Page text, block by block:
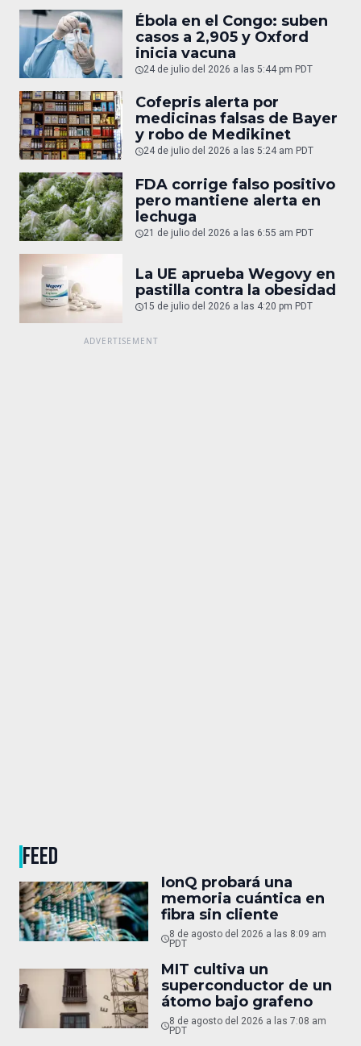
Ébola en el Congo: suben
casos a 2,905 y Oxford
inicia vacuna
24 de julio del 2026 a las 5:44 pm PDT
Cofepris alerta por
medicinas falsas de Bayer
y robo de Medikinet
24 de julio del 2026 a las 5:24 am PDT
FDA corrige falso positivo
pero mantiene alerta en
lechuga
21 de julio del 2026 a las 6:55 am PDT
La UE aprueba Wegovy en
pastilla contra la obesidad
15 de julio del 2026 a las 4:20 pm PDT
FEED
IonQ probará una
memoria cuántica en
fibra sin cliente
8 de agosto del 2026 a las 8:09 am
PDT
MIT cultiva un
superconductor de un
átomo bajo grafeno
8 de agosto del 2026 a las 7:08 am
PDT